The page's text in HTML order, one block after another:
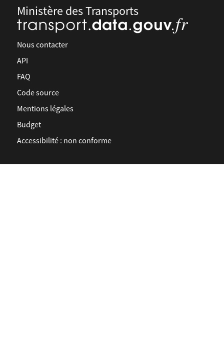
Ministère des Transports
Nous contacter
API
FAQ
Code source
Mentions légales
Budget
Accessibilité : non conforme